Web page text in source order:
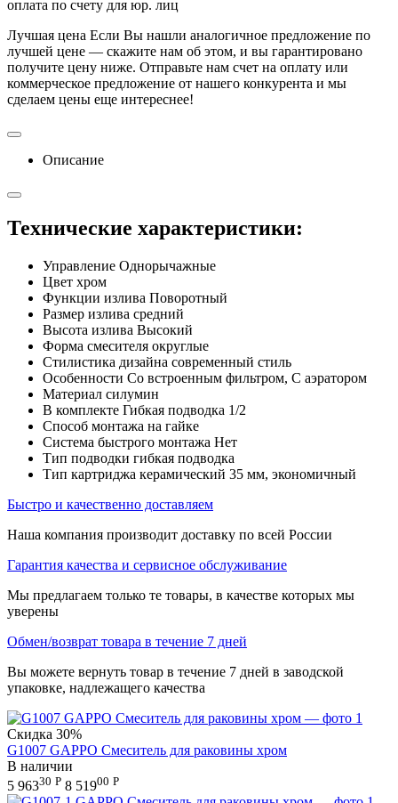
оплата по счету для юр. лиц
Лучшая цена Если Вы нашли аналогичное предложение по
лучшей цене — скажите нам об этом, и вы гарантировано
получите цену ниже. Отправьте нам счет на оплату или
коммерческое предложение от нашего конкурента и мы
сделаем цены еще интереснее!
Описание
Технические характеристики:
Управление Однорычажные
Цвет хром
Функции излива Поворотный
Размер излива средний
Высота излива Высокий
Форма смесителя округлые
Стилистика дизайна современный стиль
Особенности Со встроенным фильтром, С аэратором
Материал силумин
В комплекте Гибкая подводка 1/2
Способ монтажа на гайке
Система быстрого монтажа Нет
Тип подводки гибкая подводка
Тип картриджа керамический 35 мм, экономичный
Быстро и качественно доставляем
Наша компания производит доставку по всей России
Гарантия качества и сервисное обслуживание
Мы предлагаем только те товары, в качестве которых мы
уверены
Обмен/возврат товара в течение 7 дней
Вы можете вернуть товар в течение 7 дней в заводской
упаковке, надлежащего качества
Скидка 30%
G1007 GAPPO Смеситель для раковины хром
В наличии
5 96330 Р 8 51900 Р